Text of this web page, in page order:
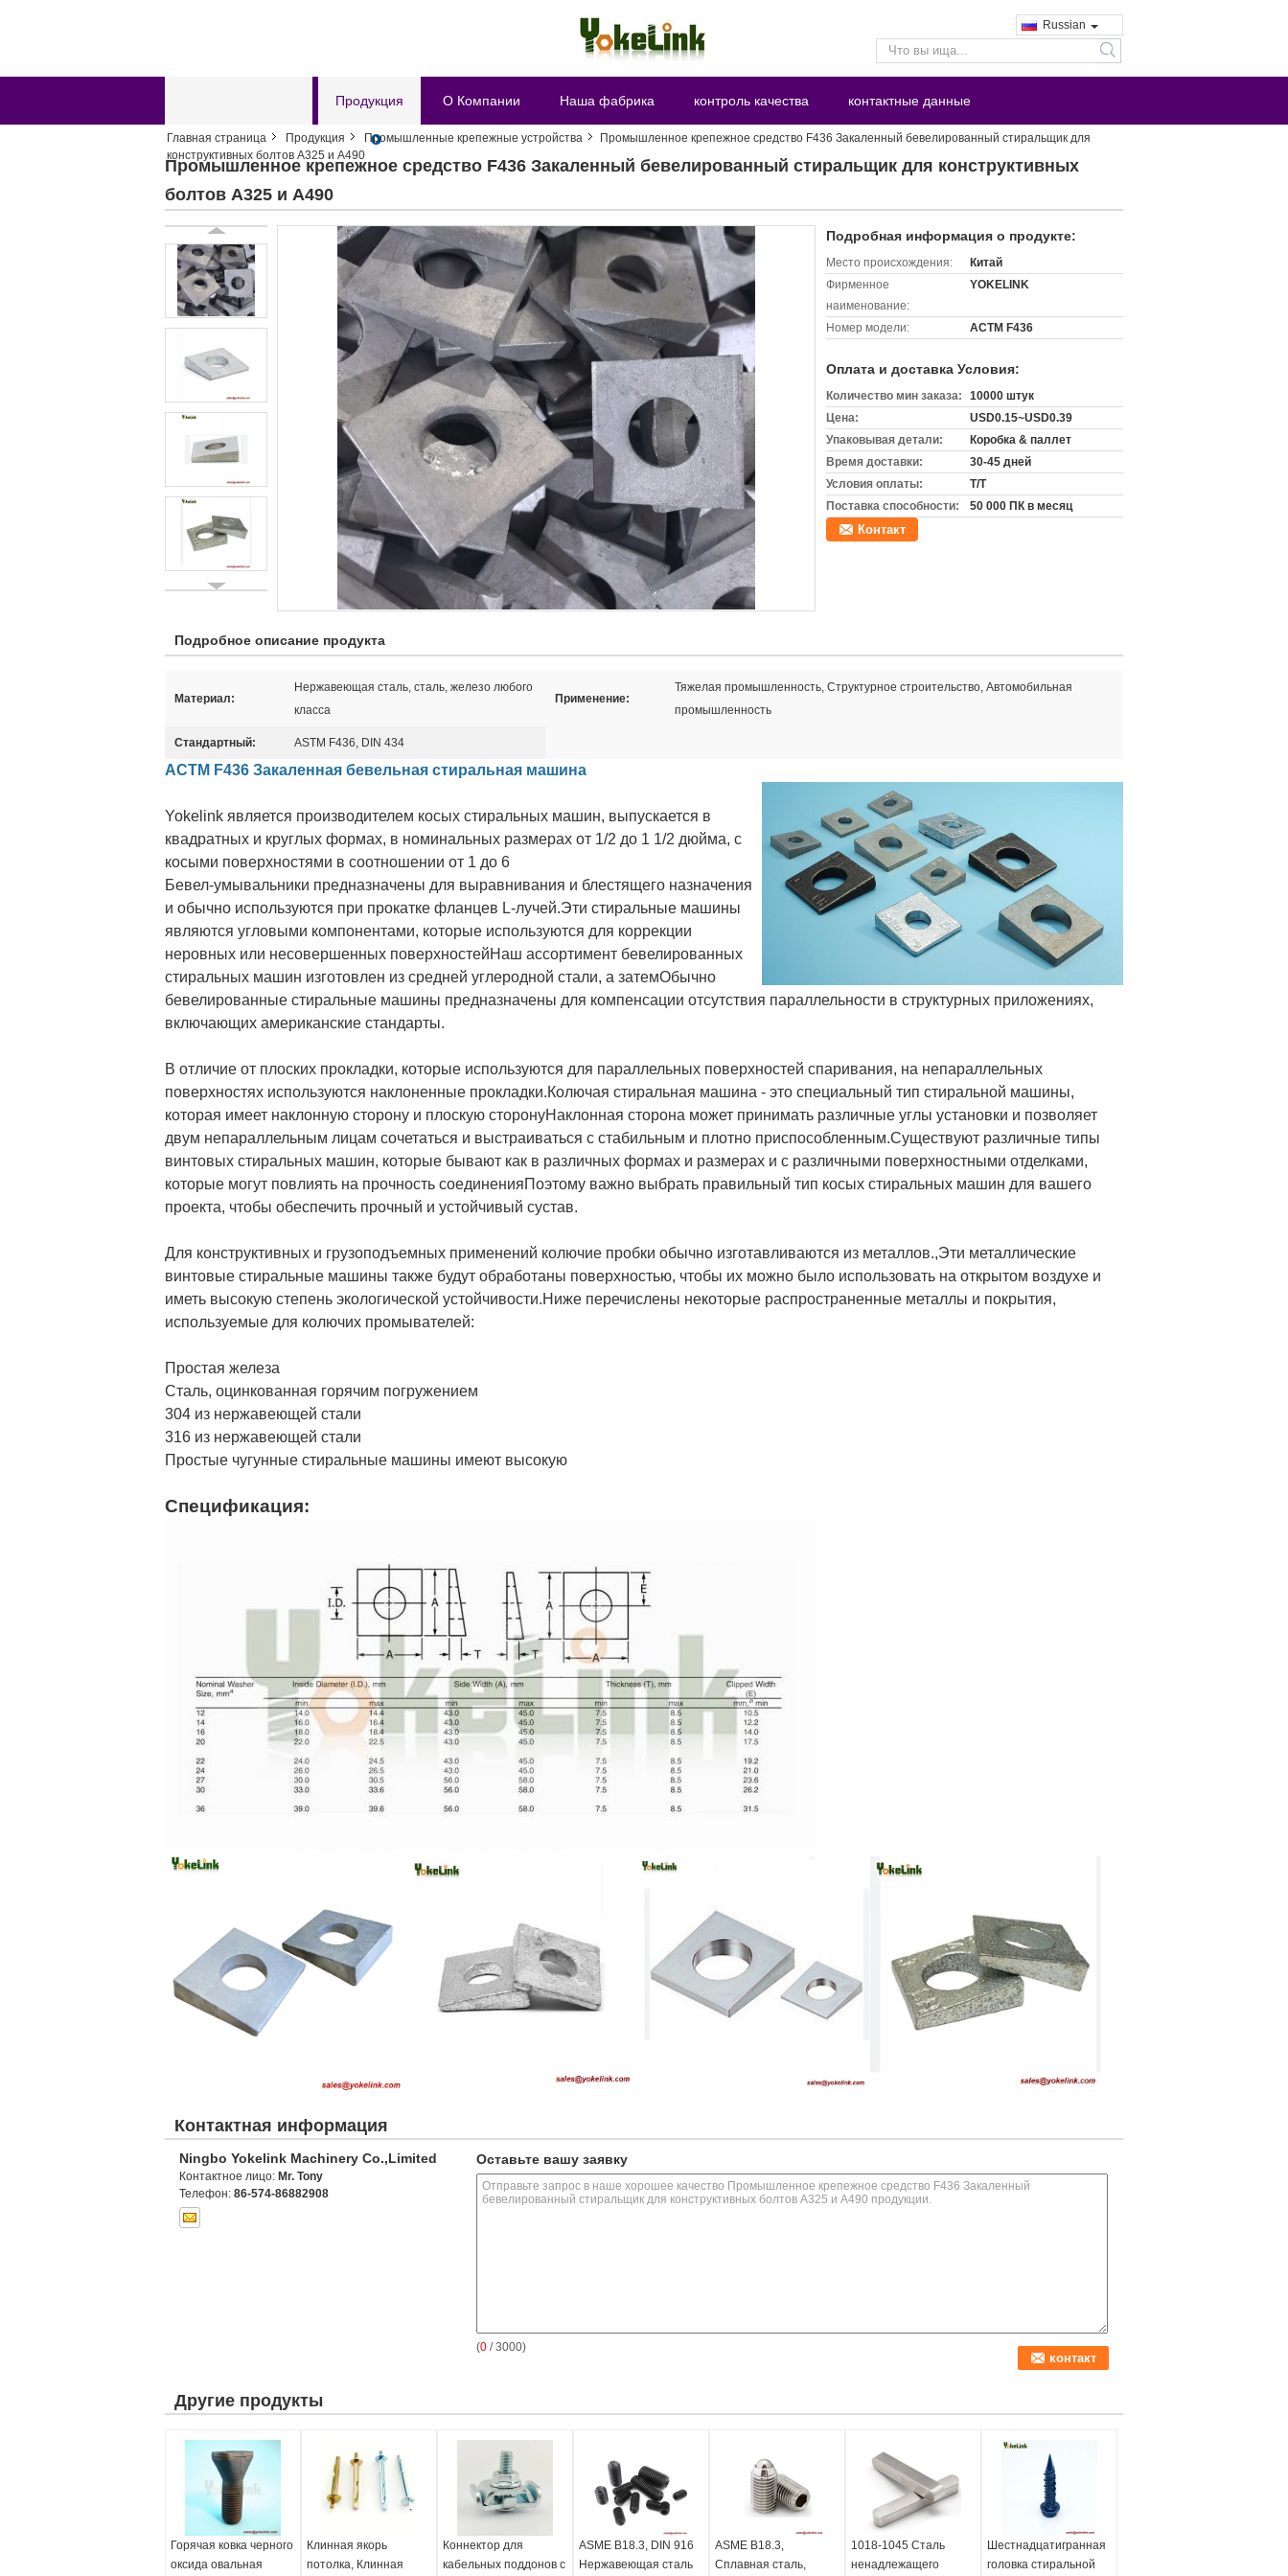
Russian
search
Продукция О Компании Наша фабрика контроль качества контактные данные
Отправить запрос
Главная страница Продукция Промышленные крепежные устройства
Промышленное крепежное средство F436 Закаленный бевелированный стиральщик для
конструктивных болтов A325 и A490
Промышленное крепежное средство F436 Закаленный бевелированный стиральщик для конструктивных
болтов A325 и A490
Подробная информация о продукте:
Место происхождения:
Китай
Фирменное
наименование:
YOKELINK
Номер модели: АСТМ F436
Оплата и доставка Условия:
Количество мин заказа:
10000 штук
Цена:
USD0.15~USD0.39
Упаковывая детали:
Коробка & паллет
Время доставки:
30-45 дней
Условия оплаты:
T/T
Поставка способности:
50 000 ПК в месяц
Контакт
Подробное описание продукта
Материал:
Нержавеющая сталь, сталь, железо любого
класса
Применение:
Тяжелая промышленность, Структурное строительство, Автомобильная
промышленность
Стандартный: ASTM F436, DIN 434
АСТМ F436 Закаленная бевельная стиральная машина
Yokelink является производителем косых стиральных машин, выпускается в
квадратных и круглых формах, в номинальных размерах от 1/2 до 1 1/2 дюйма, с
косыми поверхностями в соотношении от 1 до 6
Бевел-умывальники предназначены для выравнивания и блестящего назначения
и обычно используются при прокатке фланцев L-лучей.Эти стиральные машины
являются угловыми компонентами, которые используются для коррекции
неровных или несовершенных поверхностейНаш ассортимент бевелированных
стиральных машин изготовлен из средней углеродной стали, а затемОбычно
бевелированные стиральные машины предназначены для компенсации отсутствия параллельности в структурных приложениях,
включающих американские стандарты.
В отличие от плоских прокладки, которые используются для параллельных поверхностей спаривания, на непараллельных
поверхностях используются наклоненные прокладки.Колючая стиральная машина - это специальный тип стиральной машины,
которая имеет наклонную сторону и плоскую сторонуНаклонная сторона может принимать различные углы установки и позволяет
двум непараллельным лицам сочетаться и выстраиваться с стабильным и плотно приспособленным.Существуют различные типы
винтовых стиральных машин, которые бывают как в различных формах и размерах и с различными поверхностными отделками,
которые могут повлиять на прочность соединенияПоэтому важно выбрать правильный тип косых стиральных машин для вашего
проекта, чтобы обеспечить прочный и устойчивый сустав.
Для конструктивных и грузоподъемных применений колючие пробки обычно изготавливаются из металлов.,Эти металлические
винтовые стиральные машины также будут обработаны поверхностью, чтобы их можно было использовать на открытом воздухе и
иметь высокую степень экологической устойчивости.Ниже перечислены некоторые распространенные металлы и покрытия,
используемые для колючих промывателей:
Простая железа
Сталь, оцинкованная горячим погружением
304 из нержавеющей стали
316 из нержавеющей стали
Простые чугунные стиральные машины имеют высокую
Спецификация:
Контактная информация
Ningbo Yokelink Machinery Co.,Limited
Контактное лицо: Mr. Tony
Телефон: 86-574-86882908
Оставьте вашу заявку
(0 / 3000)
Другие продукты
Горячая ковка черного
оксида овальная
Клинная якорь
потолка, Клинная
Коннектор для
кабельных поддонов с
ASME B18.3, DIN 916
Нержавеющая сталь
ASME B18.3,
Сплавная сталь,
1018-1045 Сталь
ненадлежащего
Шестнадцатигранная
головка стиральной